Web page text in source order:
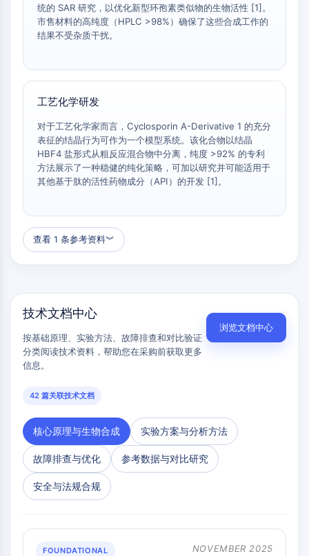
A类GPCR同义词：视紫红质家族
蛋白降解靶向嵌合体
AUTACs
AUTOTACs
LYTACs
靶蛋白配体-连接子共轭物
SNIPERs
E3连接酶配体-连接子共轭物
细胞周期/DNA损伤
未折叠蛋白反应
细胞周期
免疫学/炎症
免疫学/炎症
CD19
CD6
CTLA-4
Nectin-4
CD44
统的 SAR 研究，以优化新型环孢素类似物的生物活性 [1]。
市售材料的高纯度（HPLC >98%）确保了这些合成工作的
结果不受杂质干扰。
工艺化学研发
对于工艺化学家而言，Cyclosporin A-Derivative 1 的充分
表征的结晶行为可作为一个模型系统。该化合物以结晶
HBF4 盐形式从粗反应混合物中分离，纯度 >92% 的专利
方法展示了一种稳健的纯化策略，可加以研究并可能适用于
其他基于肽的活性药物成分（API）的开发 [1]。
查看 1 条参考资料︾
技术文档中心
按基础原理、实验方法、故障排查和对比验证
分类阅读技术资料，帮助您在采购前获取更多
信息。
42 篇关联技术文档
浏览文档中心
核心原理与生物合成 实验方案与分析方法
故障排查与优化 参考数据与对比研究
安全与法规合规
FOUNDATIONAL NOVEMBER 2025